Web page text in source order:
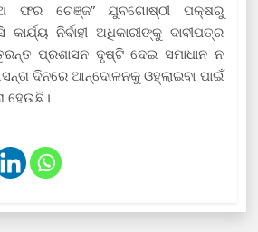
ଫର ଚେଞ୍ଜ” ଯୁବଗୋଷ୍ଠୀ ପକ୍ଷରୁ
ନିର୍ବାହୀ ଅଧିକାରୀଙ୍କୁ ଦାବୀପତ୍ର
ପ୍ରଶାସନ ଦୃଷ୍ଟି ଦେଇ ସମାଧାନ ନ
ଦିନରେ ଆନ୍ଦୋଳନକୁ ଓହ୍ଲାଇବା ପାଇଁ
ହେଉଛି।